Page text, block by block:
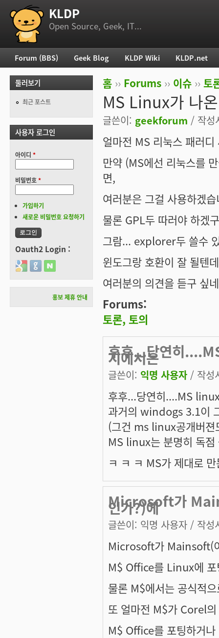
부 메뉴 KLDP
Open Source, Geek, IT...
현재 위치
홈 ›› Forums ›› 이슈 ›› 토
MS Linux가 나
글쓴이: geekforum / 작성
얼마전 MS 리눅스 패러
만약 (MS에선 리눅스를
면,
여러분은 그걸 사용하겠
물론 GPL두 따러야 하겠
그람... explorer두 쓸수
윈도그랑 호환이 잘 될텐
여러분의 의견을 듣구 싶
Forums:
토론, 토의
후후...당연히
지에서는
글쓴이: 익명 사용자 / 작성
후후...당연히....MS
과거의 windogs 3.1이
(그건 ms linux공개버젼
MS linux는 분명히 독점
ㅋ ㅋ ㅋ MS가 제대로
Microsoft가
인가?)에
글쓴이: 익명 사용자 / 작성
Microsoft가 Mainsoft(
M$ Office를 Linux에 포
물론 M$에서는 공식적
또 얼마전 M$가 Corel
M$ Office를 포팅하거
주 메뉴
Forum (BBS) Geek Blog KLDP Wiki KLDP.net
둘러보기
최근 포스트
사용자 로그인
아이디 *
비밀번호*
가입하기
새로운 비밀번호 요청하기
Oauth2 Login :
Login with Google
Login with GitHub
Login with Naver
홍보 제휴 안내